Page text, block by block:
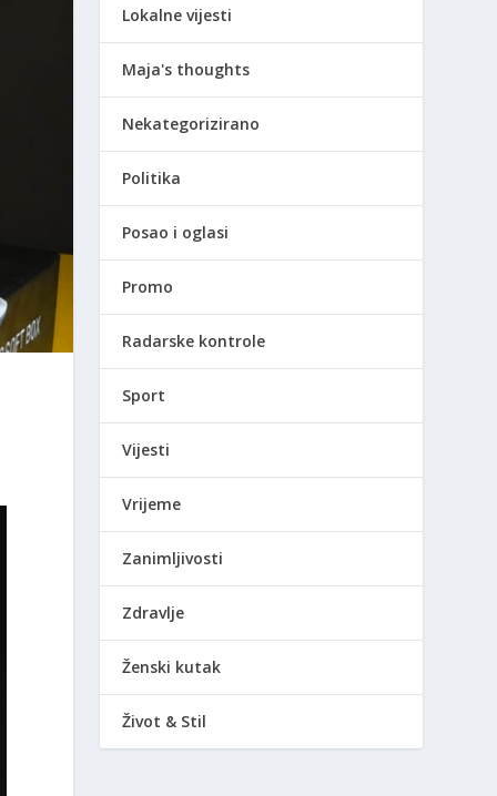
Lokalne vijesti
Maja's thoughts
Nekategorizirano
Politika
Posao i oglasi
Promo
Radarske kontrole
Sport
Vijesti
Vrijeme
Zanimljivosti
Zdravlje
Ženski kutak
Život & Stil